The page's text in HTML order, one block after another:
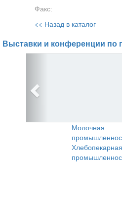
Факс:
<< Назад в каталог
Выставки и конференции по
Молочная
Хлебопекарная